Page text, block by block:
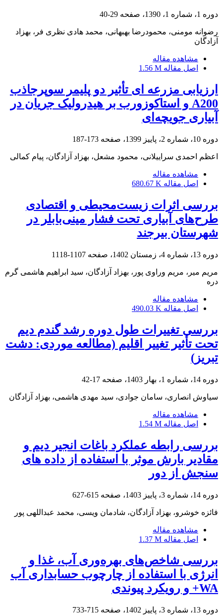
دوره 1، شماره 1، 1390، صفحه 29-40
رضوانه مومنی، محمودرضا بهبهانی، محمد هادی نظری فر، بهزاد
آزادگان
مشاهده مقاله
اصل مقاله 1.56 M
ارزیابی مزرعه ای تأثیر دو پلیمر سوپرجاذب
A200 و استاکوزورب بر هیدرولیک جریان در
آبیاری جویچه‌ای
دوره 10، شماره 2، پاییز 1399، صفحه 173-187
اعظم احمدی سراییلانی، محمود مشعل، بهزاد آزادگان، پیام کمالی
مشاهده مقاله
اصل مقاله 680.67 K
بررسی اثرات زیست‌محیطی و اقتصادی
طرح‌های آبیاری تحت فشار مینی‌بابلر در
شهرستان بیرجند
دوره 13، شماره 4، زمستان 1402، صفحه 1107-1118
مریم میر، مریم وراوی پور، بهزاد آزادگان، سید ابراهیم هاشمی گرم
دره
مشاهده مقاله
اصل مقاله 490.03 K
بررسی تغییرات طول دوره رشد گندم دیم
تحت تأثیر تغییر اقلیم (مطالعه موردی: دشت
تبریز)
دوره 14، شماره 1، بهار 1403، صفحه 17-42
سیاوش انصاری، سامان جوادی، سید مهدی هاشمی، بهزاد آزادگان
مشاهده مقاله
اصل مقاله 1.54 M
بررسی رابطه عملکرد باغات انجیر دیم و
مقادیر بارش موثر با استفاده از داده های
سنجش از دور
دوره 14، شماره 3، پاییز 1403، صفحه 615-627
فائزه خوشرو، بهزاد آزادگان، شادمان ویسی، محمد عبداللهی پور
مشاهده مقاله
اصل مقاله 1.37 M
بررسی شاخص‌های بهره‌وری آب، غذا و
انرژی با استفاده از چارچوب حسابداری آب
WA+ و رویکرد پیوندی
دوره 13، شماره 3، پاییز 1402، صفحه 715-733